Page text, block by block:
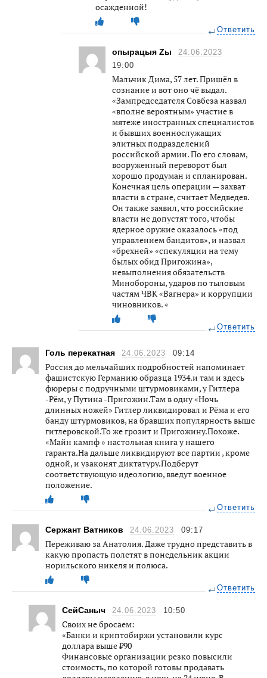
осажденной!
Ответить
опырацыя Zы
24.06.2023
19:00
Мальчик Дима, 57 лет. Пришёл в
сознание и вот оно чё выдал.
«Зампредседателя Совбеза назвал
«вполне вероятным» участие в
мятеже иностранных специалистов
и бывших военнослужащих
элитных подразделений
российской армии. По его словам,
вооруженный переворот был
хорошо продуман и спланирован.
Конечная цель операции — захват
власти в стране, считает Медведев.
Он также заявил, что российские
власти не допустят того, чтобы
ядерное оружие оказалось «под
управлением бандитов», и назвал
«брехней» «спекуляции на тему
былых обид Пригожина»,
невыполнения обязательств
Минобороны, ударов по тыловым
частям ЧВК «Вагнера» и коррупции
чиновников. «
Ответить
Голь перекатная 24.06.2023 09:14
Россия до мельчайших подробностей напоминает
фашистскую Германию образца 1934.и там и здесь
фюреры с подручными штурмовиками, у Гитлера
-Рём, у Путина -Пригожин.Там в одну «Ночь
длинных ножей» Гитлер ликвидировал и Рёма и его
банду штурмовиков, на бравших популярность выше
гитлеровской.То же грозит и Пригожину.Похоже.
«Майн кампф » настольная книга у нашего
гаранта.На дальше ликвидируют все партии , кроме
одной, и узаконят диктатуру.Подберут
соответствующую идеологию, введут военное
положение.
Ответить
Сержант Ватников 24.06.2023 09:17
Переживаю за Анатолия. Даже трудно представить в
какую пропасть полетят в понедельник акции
норильского никеля и полюса.
Ответить
СейСаныч 24.06.2023 10:50
Своих не бросаем:
«Банки и криптобиржи установили курс
доллара выше ₽90
Финансовые организации резко повысили
стоимость, по которой готовы продавать